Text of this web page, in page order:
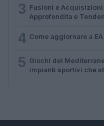
3 Fusioni e
Approfondita e
4 Come aggiornare a
5 Giochi del
impianti sportivi che